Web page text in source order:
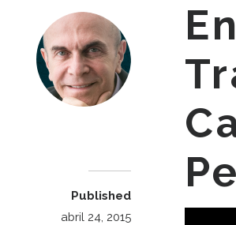
Published
abril 24, 2015